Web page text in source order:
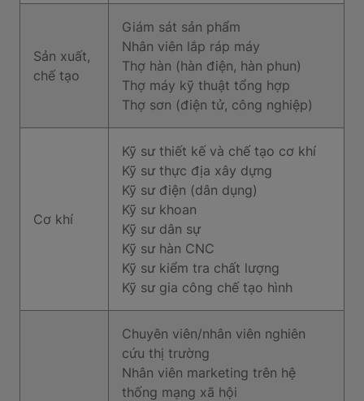
Sản xuất,
chế tạo
Giám sát sản phẩm
Nhân viên lắp ráp máy
Thợ hàn (hàn điện, hàn phun)
Thợ máy kỹ thuật tổng hợp
Thợ sơn (điện tử, công nghiệp)
Cơ khí
Kỹ sư thiết kế và chế tạo cơ khí
Kỹ sư thực địa xây dựng
Kỹ sư điện (dân dụng)
Kỹ sư khoan
Kỹ sư dân sự
Kỹ sư hàn CNC
Kỹ sư kiểm tra chất lượng
Kỹ sư gia công chế tạo hình
Chuyên viên/nhân viên nghiên
cứu thị trường
Nhân viên marketing trên hệ
thống mạng xã hội